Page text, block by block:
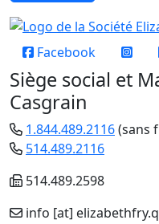
Réseaux
Facebook
Siège social et
Casgrain
1.844.489.2116(sans
514.489.2116
514.489.2598
info [at]